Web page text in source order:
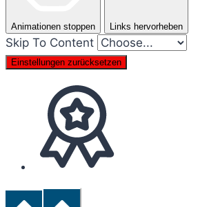
Animationen stoppen Links hervorheben
Skip To Content
Einstellungen zurücksetzen